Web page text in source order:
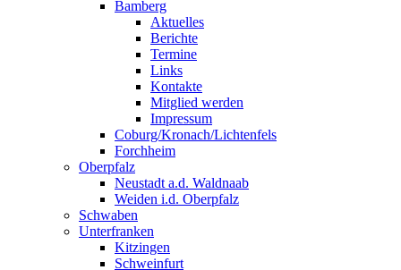
Bamberg
Aktuelles
Berichte
Termine
Links
Kontakte
Mitglied werden
Impressum
Coburg/Kronach/Lichtenfels
Forchheim
Oberpfalz
Neustadt a.d. Waldnaab
Weiden i.d. Oberpfalz
Schwaben
Unterfranken
Kitzingen
Schweinfurt